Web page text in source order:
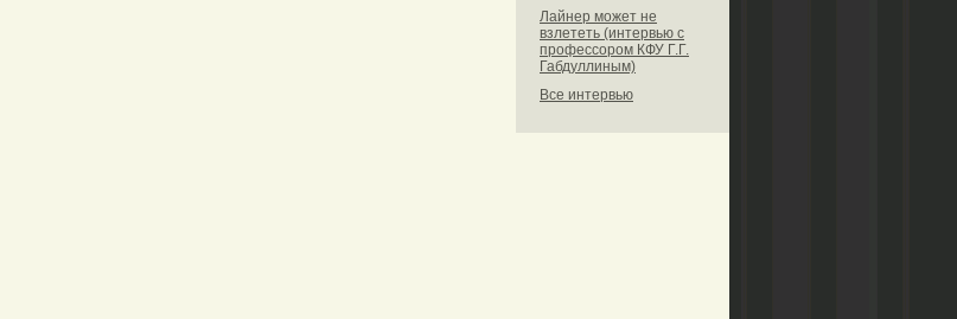
Лайнер может не
взлететь (интервью с
профессором КФУ Г.Г.
Габдуллиным)
Все интервью